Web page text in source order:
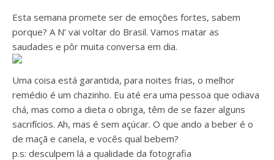
Esta semana promete ser de emoções fortes, sabem
porque? A N’ vai voltar do Brasil. Vamos matar as
saudades e pôr muita conversa em dia.
Uma coisa está garantida, para noites frias, o melhor
remédio é um chazinho. Eu até era uma pessoa que odiava
chá, mas como a dieta o obriga, têm de se fazer alguns
sacrifícios. Ah, mas é sem açúcar. O que ando a beber é o
de maçã e canela, e vocês qual bebem?
p.s: desculpem lá a qualidade da fotografia